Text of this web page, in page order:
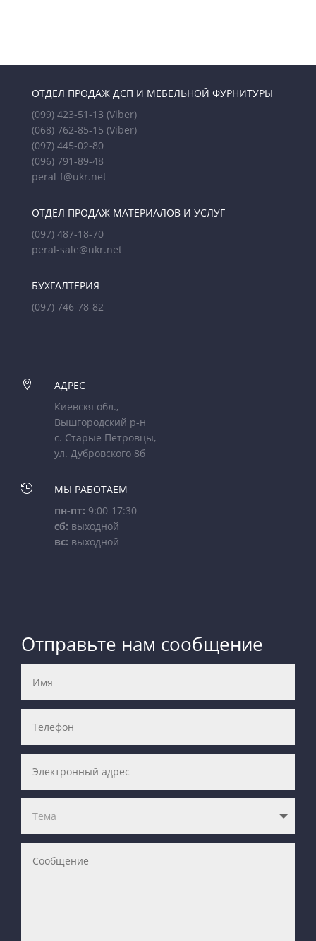
ОТДЕЛ ПРОДАЖ ДСП И МЕБЕЛЬНОЙ ФУРНИТУРЫ
(099) 423-51-13 (Viber)
(068) 762-85-15 (Viber)
(097) 445-02-80
(096) 791-89-48
peral-f@ukr.net
ОТДЕЛ ПРОДАЖ МАТЕРИАЛОВ И УСЛУГ
(097) 487-18-70
peral-sale@ukr.net
БУХГАЛТЕРИЯ
(097) 746-78-82

АДРЕС
Киевскя обл.,
Вышгородский р-н
с. Старые Петровцы,
ул. Дубровского 8б

МЫ РАБОТАЕМ
пн-пт: 9:00-17:30
сб: выходной
вс: выходной
Отправьте нам сообщение